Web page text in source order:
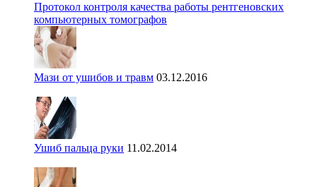
Протокол контроля качества работы рентгеновских
компьютерных томографов
Мази от ушибов и травм 03.12.2016
Ушиб пальца руки 11.02.2014